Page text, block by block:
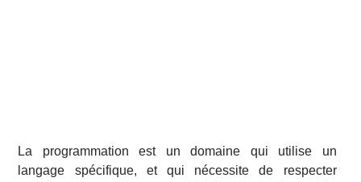
La programmation est un domaine qui utilise un
langage spécifique, et qui nécessite de respecter